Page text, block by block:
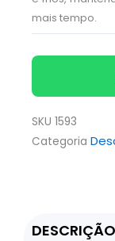
mais tempo.
SKU 1593
Categoria